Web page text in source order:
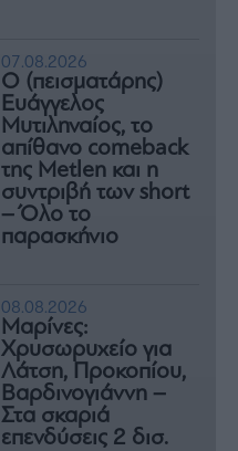
07.08.2026
Ο (πεισματάρης)
Ευάγγελος
Μυτιληναίος, το
απίθανο comeback
της Μetlen και η
συντριβή των short
– Όλο το
παρασκήνιο
08.08.2026
Μαρίνες:
Χρυσωρυχείο για
Λάτση, Προκοπίου,
Βαρδινογιάννη –
Στα σκαριά
επενδύσεις 2 δισ.